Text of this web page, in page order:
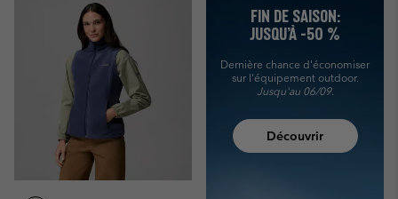
FIN DE SAISON:
JUSQU’À -50 %
Dernière chance d'économiser
sur l'équipement outdoor.
Jusqu'au 06/09.
Découvrir